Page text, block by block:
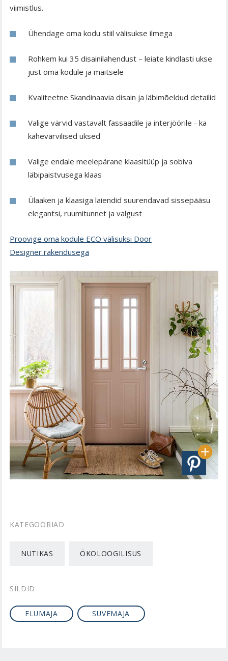
viimistlus.
Ühendage oma kodu stiil välisukse ilmega
Rohkem kui 35 disainilahendust – leiate kindlasti ukse
just oma kodule ja maitsele
Kvaliteetne Skandinaavia disain ja läbimõeldud detailid
Valige värvid vastavalt fassaadile ja interjöörile - ka
kahevärvilised uksed
Valige endale meelepärane klaasitüüp ja sobiva
läbipaistvusega klaas
Ülaaken ja klaasiga laiendid suurendavad sissepääsu
elegantsi, ruumitunnet ja valgust
Proovige oma kodule ECO välisuksi Door
Designer rakendusega
KATEGOORIAD
NUTIKAS ÖKOLOOGILISUS
SILDID
ELUMAJA SUVEMAJA